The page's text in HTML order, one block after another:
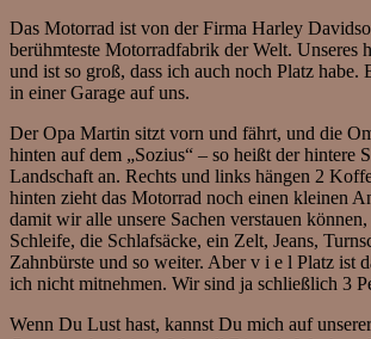
Das Motorrad ist von der Firma Harley
berühmteste Motorradfabrik der Welt. Unseres
und ist so groß, dass ich auch noch Platz habe.
in einer Garage auf uns.
Der Opa Martin sitzt vorn und fährt, und die
hinten auf dem „Sozius“ – so heißt der hintere
Landschaft an. Rechts und links hängen 2
hinten zieht das Motorrad noch einen kleinen
damit wir alle unsere Sachen verstauen
Schleife, die Schlafsäcke, ein Zelt, Jeans,
Zahnbürste und so weiter. Aber v i e l Platz ist
ich nicht mitnehmen. Wir sind ja schließlich 3
Wenn Du Lust hast, kannst Du mich auf